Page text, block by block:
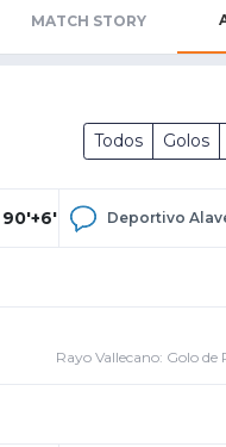
MATCH STORY
Todos Golos
90'+6' Deportivo
Rayo Vallecano: Golo de